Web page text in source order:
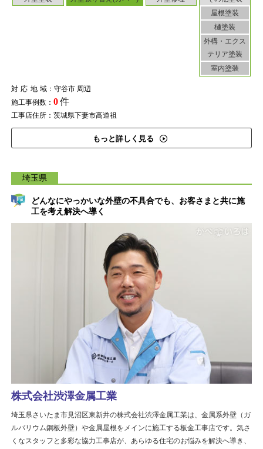
屋根塗装
樋塗装
外構・エクス
テリア塗装
室内塗装
対応地域：守谷市 周辺
施工事例数： 0件
工事店住所：茨城県下妻市高道祖
もっと詳しく見る
埼玉県
どんなにやっかいな外壁の不具合でも、お客さまと共に施
工を考え解決へ導く
株式会社渋澤金属工業
埼玉県さいたま市見沼区東新井の株式会社渋澤金属工業は、金属系外壁（ガ
ルバリウム鋼板外壁）や金属屋根をメインに施工する板金工事店です。気さ
くなスタッフと多彩な協力工事店が、あらゆる住宅のお悩みを解決へ導き、